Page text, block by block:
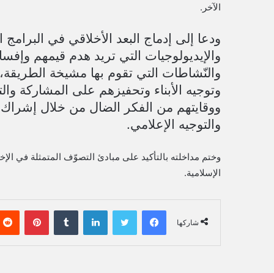
الآخر.
ودعا إلى إدماج البعد الأخلاقي في
والإيديولوجيات التي تريد هدم قيمهم
والنّشاطات التي تقوم بها مشيخة الطريقة،
وتوجيه الأبناء وتحفيزهم على المشاركة
ووقايتهم من الفكر الضال من خلال إشراك
والتوجيه الإعلامي.
وختم مداخلته بالتأكيد على مبادئ التصوّف المتمثلة في
الإسلامية.
شاركها
فيسبوك لينكدإن بينتيريست